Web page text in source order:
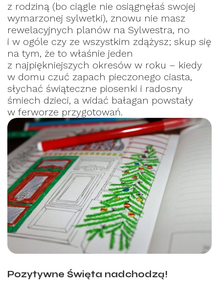
z rodziną (bo ciągle nie osiągnęłaś swojej
wymarzonej sylwetki), znowu nie masz
rewelacyjnych planów na Sylwestra, no
i w ogóle czy ze wszystkim zdążysz; skup się
na tym, że to właśnie jeden
z najpiękniejszych okresów w roku – kiedy
w domu czuć zapach pieczonego ciasta,
słychać świąteczne piosenki i radosny
śmiech dzieci, a widać bałagan powstały
w ferworze przygotowań.
Pozytywne Święta nadchodzą!